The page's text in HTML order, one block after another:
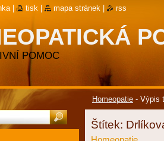
POMOC
Homeopatie - Výpis
Štítek:
tisk mapa stránek rss